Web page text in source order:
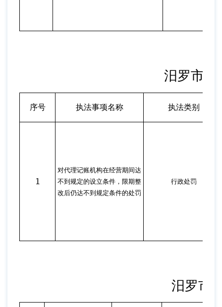
汨罗市财
序号 执法事项名称 执法类别
1
对代理记账机构在经营期间达
不到规定的设立条件，限期整
改后仍达不到规定条件的处罚
行政处罚
汨罗市